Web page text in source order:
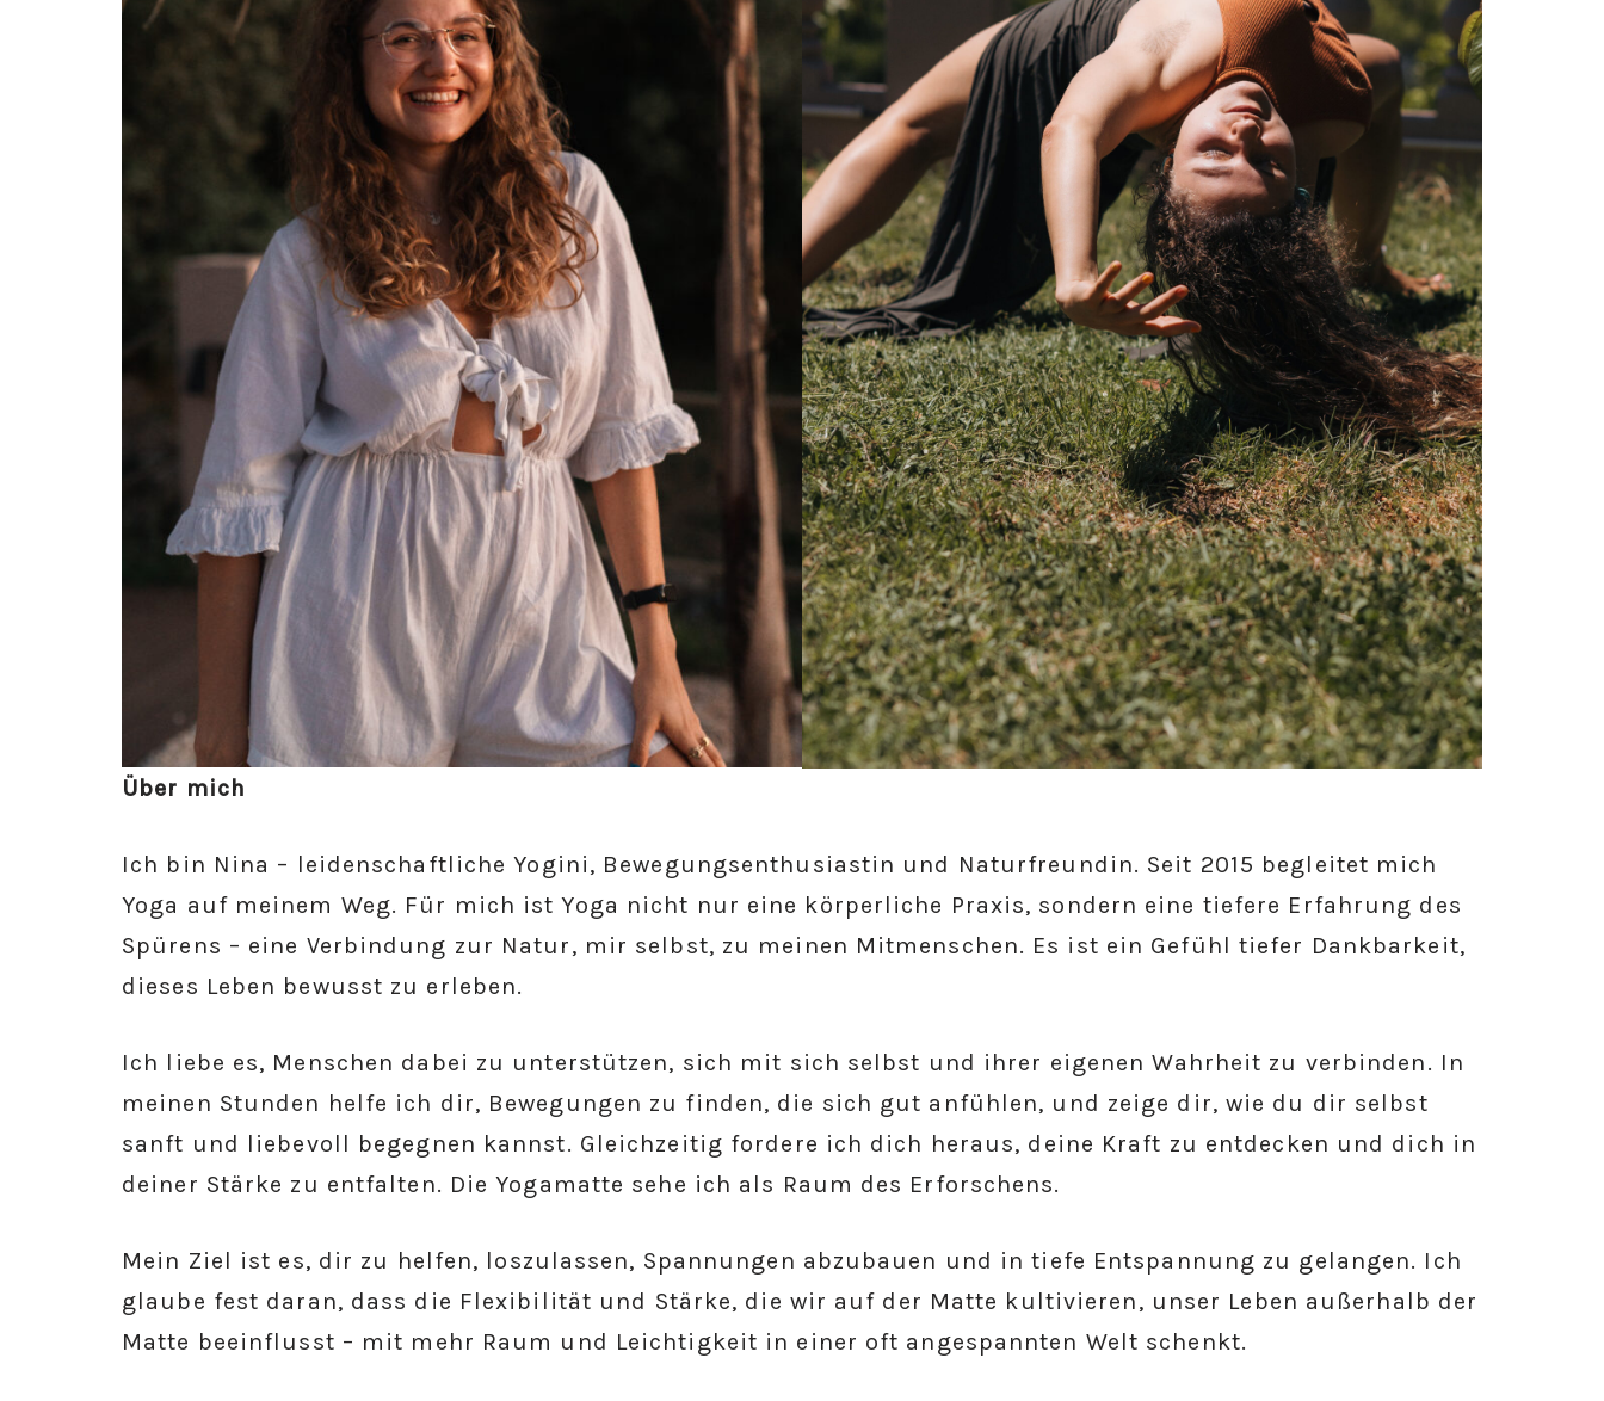
Über mich
Ich bin Nina – leidenschaftliche Yogini, Bewegungsenthusiastin und Naturfreundin. Seit 2015 begleitet mich
Yoga auf meinem Weg. Für mich ist Yoga nicht nur eine körperliche Praxis, sondern eine tiefere Erfahrung des
Spürens – eine Verbindung zur Natur, mir selbst, zu meinen Mitmenschen. Es ist ein Gefühl tiefer Dankbarkeit,
dieses Leben bewusst zu erleben.
Ich liebe es, Menschen dabei zu unterstützen, sich mit sich selbst und ihrer eigenen Wahrheit zu verbinden. In
meinen Stunden helfe ich dir, Bewegungen zu finden, die sich gut anfühlen, und zeige dir, wie du dir selbst
sanft und liebevoll begegnen kannst. Gleichzeitig fordere ich dich heraus, deine Kraft zu entdecken und dich in
deiner Stärke zu entfalten. Die Yogamatte sehe ich als Raum des Erforschens.
Mein Ziel ist es, dir zu helfen, loszulassen, Spannungen abzubauen und in tiefe Entspannung zu gelangen. Ich
glaube fest daran, dass die Flexibilität und Stärke, die wir auf der Matte kultivieren, unser Leben außerhalb der
Matte beeinflusst – mit mehr Raum und Leichtigkeit in einer oft angespannten Welt schenkt.